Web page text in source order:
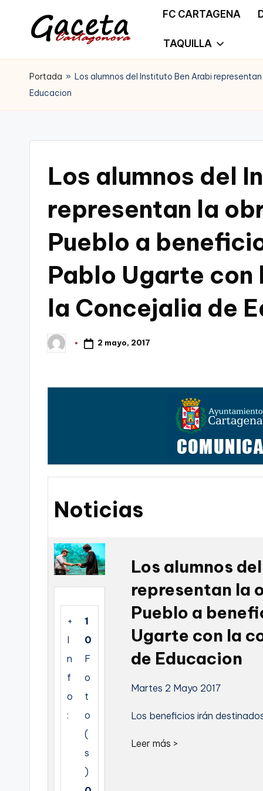
Saltar
al
contenido
G
a
c
Gaceta
Cartagonova,
La
informa
Cartagena,
Cartagena,
FC CARTAGENA
TAQUILLA
Portada » Los alumnos del Instituto Ben Arabi
Educacion
Los alumnos del
representan la
Pueblo a
Pablo Ugarte
la Concejalia de
Publicado
por
2 mayo, 2017
Noticias
+
I
n
f
o
:
1
0
F
o
t
o
(
s
)
Los alumnos
representan la
Pueblo a
Ugarte con la
de Educacion
Martes 2 Mayo 2017
Los beneficios irán
Leer más >